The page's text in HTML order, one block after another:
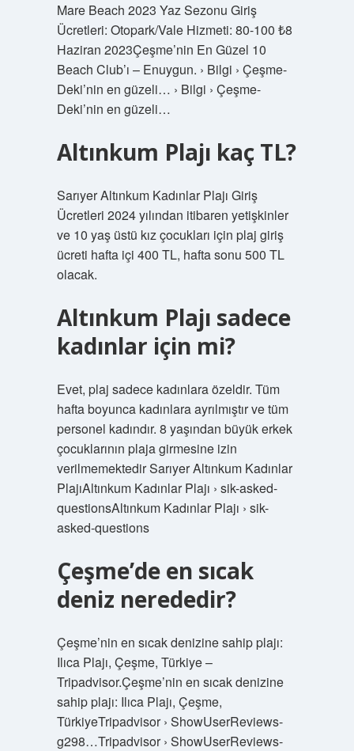
Mare Beach 2023 Yaz Sezonu Giriş
Ücretleri: Otopark/Vale Hizmeti: 80-100 ₺8
Haziran 2023Çeşme’nin En Güzel 10
Beach Club’ı – Enuygun. › Bilgi › Çeşme-
Deki’nin en güzeli… › Bilgi › Çeşme-
Deki’nin en güzeli…
Altınkum Plajı kaç TL?
Sarıyer Altınkum Kadınlar Plajı Giriş
Ücretleri 2024 yılından itibaren yetişkinler
ve 10 yaş üstü kız çocukları için plaj giriş
ücreti hafta içi 400 TL, hafta sonu 500 TL
olacak.
Altınkum Plajı sadece
kadınlar için mi?
Evet, plaj sadece kadınlara özeldir. Tüm
hafta boyunca kadınlara ayrılmıştır ve tüm
personel kadındır. 8 yaşından büyük erkek
çocuklarının plaja girmesine izin
verilmemektedir Sarıyer Altınkum Kadınlar
PlajıAltınkum Kadınlar Plajı › sik-asked-
questionsAltınkum Kadınlar Plajı › sik-
asked-questions
Çeşme’de en sıcak
deniz nerededir?
Çeşme’nin en sıcak denizine sahip plajı:
Ilıca Plajı, Çeşme, Türkiye –
Tripadvisor.Çeşme’nin en sıcak denizine
sahip plajı: Ilıca Plajı, Çeşme,
TürkiyeTripadvisor › ShowUserReviews-
g298…Tripadvisor › ShowUserReviews-